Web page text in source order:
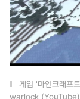
게임 '마인크래
warlock (YouTube)